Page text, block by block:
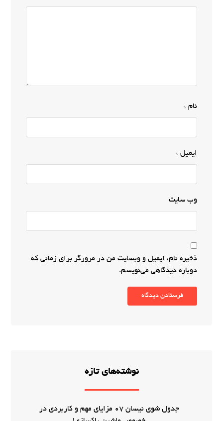
نام*
ایمیل*
وب‌ سایت
ذخیره نام، ایمیل و وبسایت من در مرورگر برای زمانی که
دوباره دیدگاهی می‌نویسم.
فرستادن دیدگاه
نوشته‌های تازه
جدول شوی نیسان 07 مزایای مهم و کاربردی در